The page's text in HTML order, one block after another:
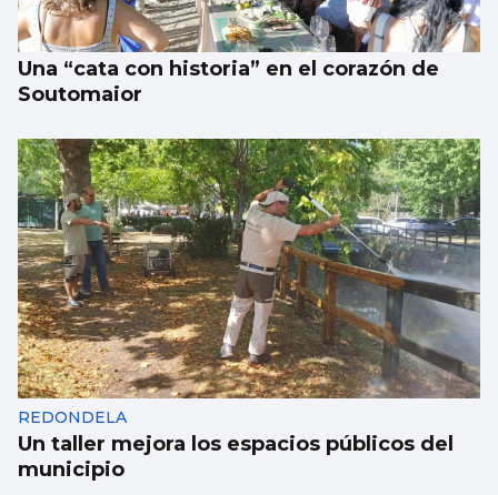
Una “cata con historia” en el corazón de
Soutomaior
REDONDELA
Un taller mejora los espacios públicos del
municipio